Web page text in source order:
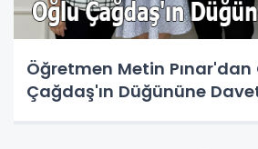
Öğretmen Metin Pınar'dan
Çağdaş'ın Düğününe